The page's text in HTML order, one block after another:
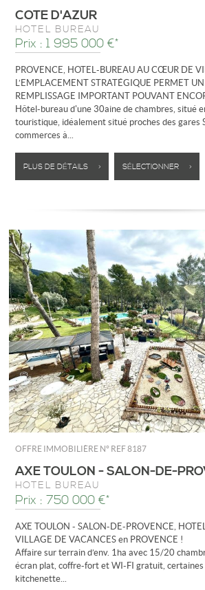
COTE D'AZUR
HÔTEL BUREAU
Prix : 1 995 000 €*
PROVENCE, HOTEL-BUREAU AU CŒUR DE
L’EMPLACEMENT STRATÉGIQUE PERMET
REMPLISSAGE IMPORTANT POUVANT
Hôtel-bureau d'une 30aine de chambres, situé
touristique, idéalement situé proches des gares
commerces à...
PLUS DE DÉTAILS > SÉLECTIONNER >
OFFRE IMMOBILIÈRE N° REF 8187
AXE TOULON - SALON-DE-
HÔTEL BUREAU
Prix : 750 000 €*
AXE TOULON - SALON-DE-PROVENCE,
VILLAGE DE VACANCES en PROVENCE !
Affaire sur terrain d’env. 1ha avec 15/20
écran plat, coffre-fort et WI-FI gratuit, certaines
kitchenette...